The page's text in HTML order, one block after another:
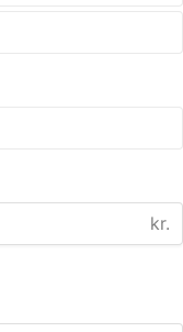
kr.